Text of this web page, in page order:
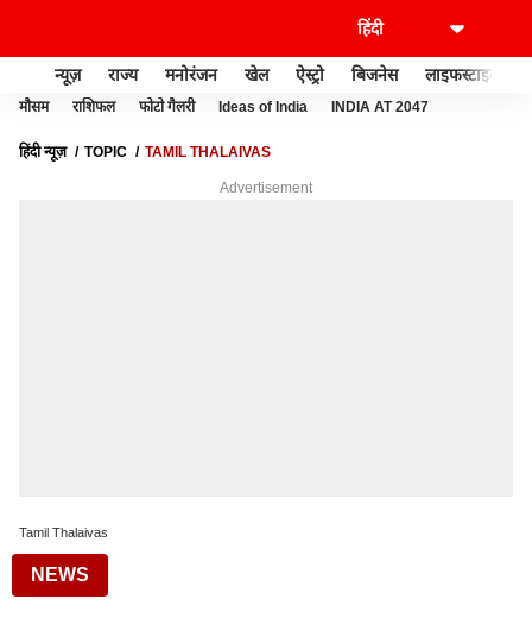
न्यूज़ राज्य मनोरंजन खेल ऐस्ट्रो बिजनेस लाइफस्टाइल
मौसम राशिफल फोटो गैलरी Ideas of India INDIA AT 2047
हिंदी न्यूज़ TOPIC TAMIL THALAIVAS
Advertisement
Tamil Thalaivas
NEWS